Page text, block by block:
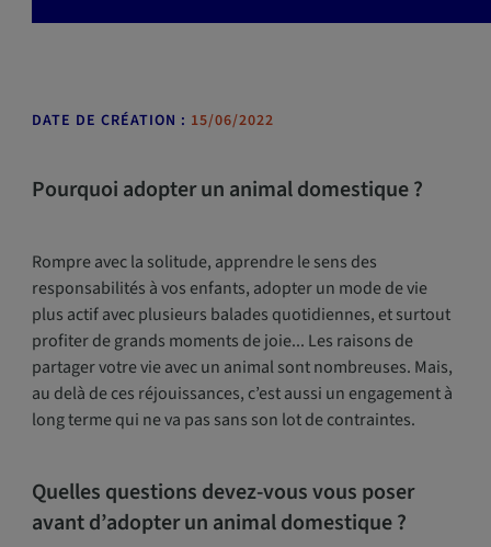
DATE DE CRÉATION : 15/06/2022
Pourquoi adopter un animal domestique ?
Rompre avec la solitude, apprendre le sens des
responsabilités à vos enfants, adopter un mode de vie
plus actif avec plusieurs balades quotidiennes, et surtout
profiter de grands moments de joie... Les raisons de
partager votre vie avec un animal sont nombreuses. Mais,
au delà de ces réjouissances, c’est aussi un engagement à
long terme qui ne va pas sans son lot de contraintes.
Quelles questions devez-vous vous poser
avant d’adopter un animal domestique ?